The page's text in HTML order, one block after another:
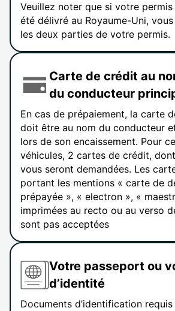
Veuillez noter que si votre
été délivré au Royaume-Uni,
les deux parties de votre permis.
Carte de crédit au
du conducteur
En cas de prépaiement, la carte
doit être au nom du conducteur
lors de son encaissement. Pour
véhicules, 2 cartes de crédit,
vous seront demandées. Les
portant les mentions « carte de
prépayée », « electron », «
imprimées au recto ou au verso
sont pas acceptées
Votre passeport ou
d’identité
Documents d’identification